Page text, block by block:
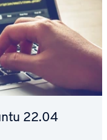
22.04